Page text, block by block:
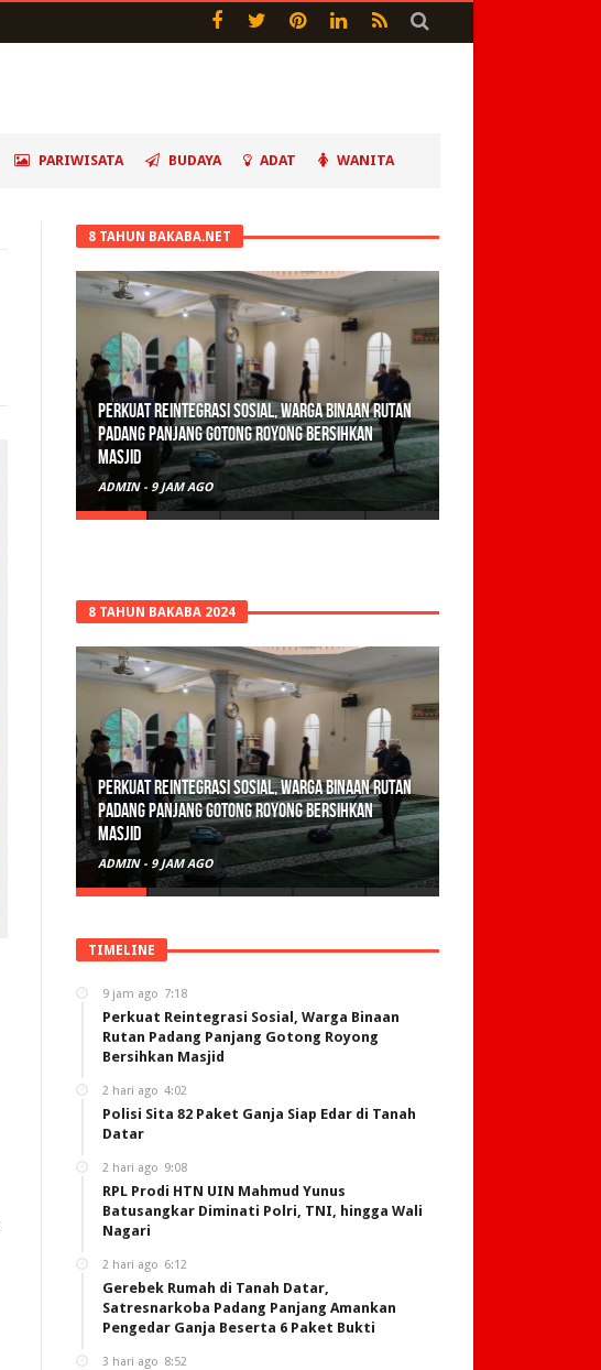
PARIWISATA BUDAYA ADAT WANITA
8 TAHUN BAKABA.NET
Perkuat Reintegrasi Sosial, Warga Binaan Rutan
Padang Panjang Gotong Royong Bersihkan
Masjid
ADMIN - 9 JAM AGO
8 TAHUN BAKABA 2024
Perkuat Reintegrasi Sosial, Warga Binaan Rutan
Padang Panjang Gotong Royong Bersihkan
Masjid
ADMIN - 9 JAM AGO
TIMELINE
9 jam ago 7:18
Perkuat Reintegrasi Sosial, Warga Binaan
Rutan Padang Panjang Gotong Royong
Bersihkan Masjid
2 hari ago 4:02
Polisi Sita 82 Paket Ganja Siap Edar di Tanah
Datar
2 hari ago 9:08
RPL Prodi HTN UIN Mahmud Yunus
Batusangkar Diminati Polri, TNI, hingga Wali
Nagari
2 hari ago 6:12
Gerebek Rumah di Tanah Datar,
Satresnarkoba Padang Panjang Amankan
Pengedar Ganja Beserta 6 Paket Bukti
3 hari ago 8:52